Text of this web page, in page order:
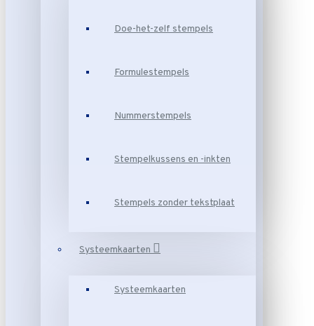
Doe-het-zelf stempels
Formulestempels
Nummerstempels
Stempelkussens en -inkten
Stempels zonder tekstplaat
Systeemkaarten
Systeemkaarten